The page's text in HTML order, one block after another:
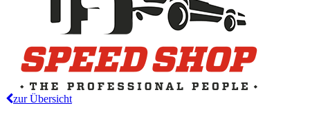
zur Übersicht